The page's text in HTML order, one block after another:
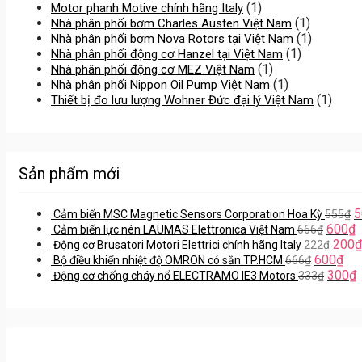
Motor phanh Motive chính hãng Italy (1)
Nhà phân phối bơm Charles Austen Việt Nam (1)
Nhà phân phối bơm Nova Rotors tại Việt Nam (1)
Nhà phân phối động cơ Hanzel tại Việt Nam (1)
Nhà phân phối động cơ MEZ Việt Nam (1)
Nhà phân phối Nippon Oil Pump Việt Nam (1)
Thiết bị đo lưu lượng Wohner Đức đại lý Việt Nam (1)
Sản phẩm mới
Cảm biến MSC Magnetic Sensors Corporation Hoa Kỳ555₫
Cảm biến lực nén LAUMAS Elettronica Việt Nam 666₫ 600₫
Động cơ Brusatori Motori Elettrici chính hãng Italy222₫ 200₫
Bộ điều khiển nhiệt độ OMRON có sẵn TP.HCM 666₫ 600₫
Động cơ chống cháy nổ ELECTRAMO IE3 Motors 333₫ 300₫